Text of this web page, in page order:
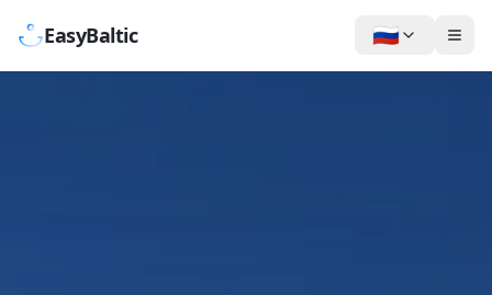
EasyBaltic 🇷🇺